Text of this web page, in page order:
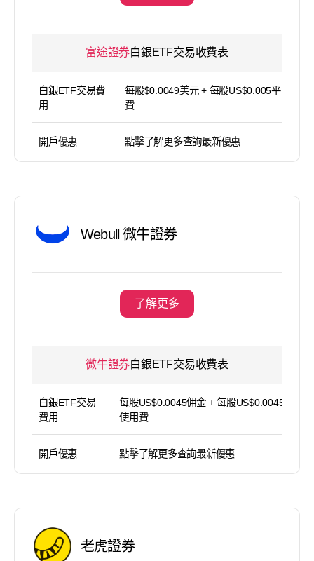
富途證券白銀ETF交易收費表
白銀ETF交易費
用
每股$0.0049美元 + 每股US$0.005平台使用
費
開戶優惠 點擊了解更多查詢最新優惠
Webull 微牛證券
了解更多
微牛證券白銀ETF交易收費表
白銀ETF交易
費用
每股US$0.0045佣金 + 每股US$0.0045 平台
使用費
開戶優惠 點擊了解更多查詢最新優惠
老虎證券